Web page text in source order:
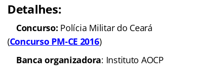
Detalhes:
Concurso: Polícia Militar do Ceará
(Concurso PM-CE 2016)
Banca organizadora: Instituto AOCP